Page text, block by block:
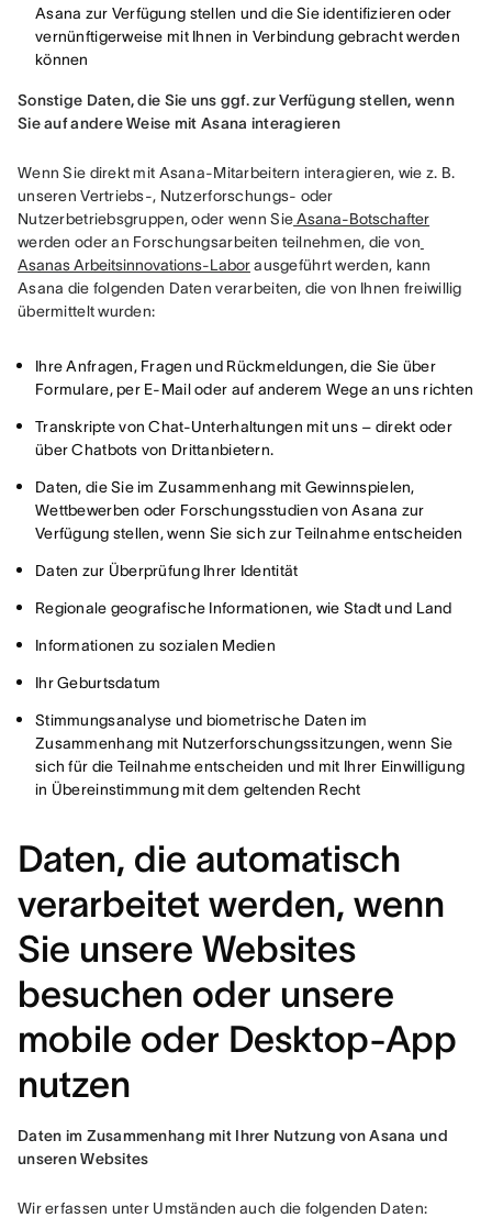
Asana zur Verfügung stellen und die Sie identifizieren oder
vernünftigerweise mit Ihnen in Verbindung gebracht werden
können
Sonstige Daten, die Sie uns ggf. zur Verfügung stellen, wenn
Sie auf andere Weise mit Asana interagieren
Wenn Sie direkt mit Asana-Mitarbeitern interagieren, wie z. B.
unseren Vertriebs-, Nutzerforschungs- oder
Nutzerbetriebsgruppen, oder wenn Sie Asana-Botschafter
werden oder an Forschungsarbeiten teilnehmen, die von
Asanas Arbeitsinnovations-Labor ausgeführt werden, kann
Asana die folgenden Daten verarbeiten, die von Ihnen freiwillig
übermittelt wurden:
Ihre Anfragen, Fragen und Rückmeldungen, die Sie über
Formulare, per E-Mail oder auf anderem Wege an uns richten
Transkripte von Chat-Unterhaltungen mit uns – direkt oder
über Chatbots von Drittanbietern.
Daten, die Sie im Zusammenhang mit Gewinnspielen,
Wettbewerben oder Forschungsstudien von Asana zur
Verfügung stellen, wenn Sie sich zur Teilnahme entscheiden
Daten zur Überprüfung Ihrer Identität
Regionale geografische Informationen, wie Stadt und Land
Informationen zu sozialen Medien
Ihr Geburtsdatum
Stimmungsanalyse und biometrische Daten im
Zusammenhang mit Nutzerforschungssitzungen, wenn Sie
sich für die Teilnahme entscheiden und mit Ihrer Einwilligung
in Übereinstimmung mit dem geltenden Recht
Daten, die automatisch
verarbeitet werden, wenn
Sie unsere Websites
besuchen oder unsere
mobile oder Desktop-App
nutzen
Daten im Zusammenhang mit Ihrer Nutzung von Asana und
unseren Websites
Wir erfassen unter Umständen auch die folgenden Daten: